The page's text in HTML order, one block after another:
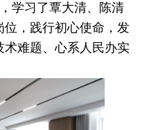
学习了覃大清、陈清
，践行初心使命，发
难题、心系人民办实